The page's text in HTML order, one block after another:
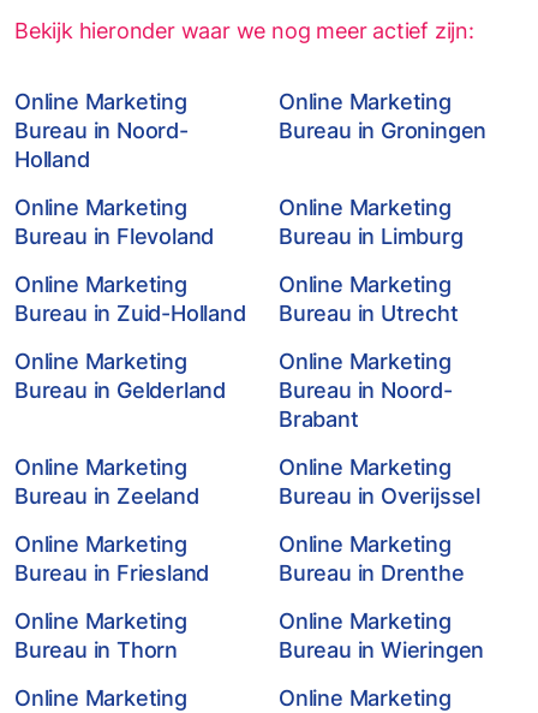
Bekijk hieronder waar we nog meer actief zijn:
Online Marketing
Bureau in Noord-
Holland
Online Marketing
Bureau in Groningen
Online Marketing
Bureau in Flevoland
Online Marketing
Bureau in Limburg
Online Marketing
Bureau in Zuid-Holland
Online Marketing
Bureau in Utrecht
Online Marketing
Bureau in Gelderland
Online Marketing
Bureau in Noord-
Brabant
Online Marketing
Bureau in Zeeland
Online Marketing
Bureau in Overijssel
Online Marketing
Bureau in Friesland
Online Marketing
Bureau in Drenthe
Online Marketing
Bureau in Thorn
Online Marketing
Bureau in Wieringen
Online Marketing
Online Marketing